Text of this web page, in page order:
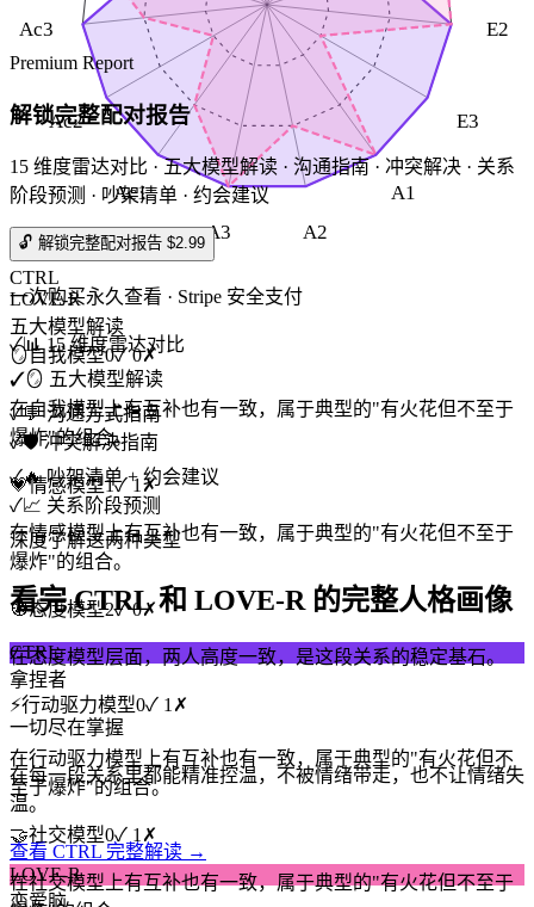
E2
E3
A1
A2
A3
Ac1
Ac2
Ac3
CTRL
LOVE-R
五大模型解读
🪞自我模型0✓0✗
在自我模型上有互补也有一致，属于典型的"有火花但不至于
爆炸"的组合。
💗情感模型1✓ 1 ✗
在情感模型上有互补也有一致，属于典型的"有火花但不至于
爆炸"的组合。
🧭态度模型2✓0✗
在态度模型层面，两人高度一致，是这段关系的稳定基石。
⚡行动驱力模型0✓ 1 ✗
在行动驱力模型上有互补也有一致，属于典型的"有火花但不
至于爆炸"的组合。
🤝社交模型0✓ 1 ✗
在社交模型上有互补也有一致，属于典型的"有火花但不至于
Premium Report
解锁完整配对报告
15 维度雷达对比 · 五大模型解读 · 沟通指南 · 冲突解决 · 关系
阶段预测 · 吵架清单 · 约会建议
🔓 解锁完整配对报告 $2.99
一次购买永久查看 · Stripe 安全支付
✓📊 15 维度雷达对比
✓🪞 五大模型解读
✓💬 沟通方式指南
✓🛡️ 冲突解决指南
✓🔥 吵架清单 + 约会建议
✓📈 关系阶段预测
深度了解这两种类型
看完 CTRL 和 LOVE-R 的完整人格画像
CTRL
拿捏者
一切尽在掌握
在每一段关系里都能精准控温，不被情绪带走，也不让情绪失
温。
查看 CTRL 完整解读 →
LOVE-R
恋爱脑